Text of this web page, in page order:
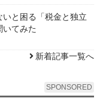
と困る「税金と独立
てみた
新着記事一覧へ
SPONSORED